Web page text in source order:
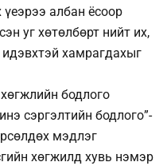
үеэрээ албан ёсоор
уг хөтөлбөрт нийт их,
хамрагдахыг
бодлого
сэргэлтийн бодлого”-
мэдлэг
хөгжилд хувь нэмэр